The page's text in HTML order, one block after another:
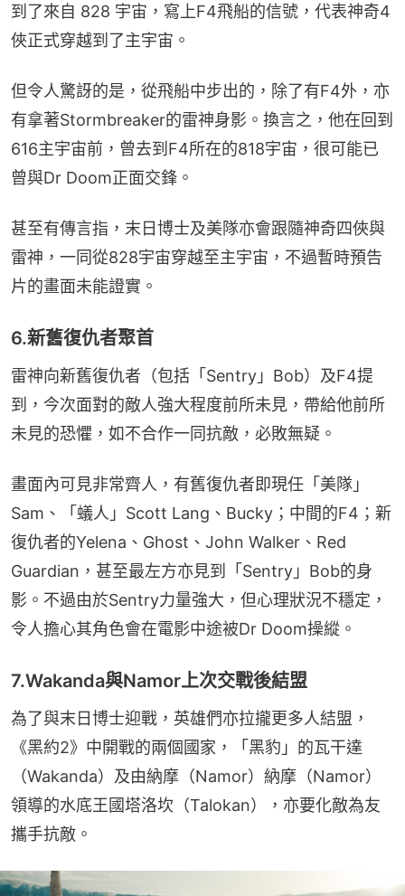
到了來自 828 宇宙，寫上F4飛船的信號，代表神奇4
俠正式穿越到了主宇宙。
但令人驚訝的是，從飛船中步出的，除了有F4外，亦
有拿著Stormbreaker的雷神身影。換言之，他在回到
616主宇宙前，曾去到F4所在的818宇宙，很可能已
曾與Dr Doom正面交鋒。
甚至有傳言指，末日博士及美隊亦會跟隨神奇四俠與
雷神，一同從828宇宙穿越至主宇宙，不過暫時預告
片的畫面未能證實。
6.新舊復仇者聚首
雷神向新舊復仇者（包括「Sentry」Bob）及F4提
到，今次面對的敵人強大程度前所未見，帶給他前所
未見的恐懼，如不合作一同抗敵，必敗無疑。
畫面內可見非常齊人，有舊復仇者即現任「美隊」
Sam、「蟻人」Scott Lang、Bucky；中間的F4；新
復仇者的Yelena、Ghost、John Walker、Red
Guardian，甚至最左方亦見到「Sentry」Bob的身
影。不過由於Sentry力量強大，但心理狀況不穩定，
令人擔心其角色會在電影中途被Dr Doom操縱。
7.Wakanda與Namor上次交戰後結盟
為了與末日博士迎戰，英雄們亦拉攏更多人結盟，
《黑約2》中開戰的兩個國家，「黑豹」的瓦干達
（Wakanda）及由納摩（Namor）納摩（Namor）
領導的水底王國塔洛坎（Talokan），亦要化敵為友
攜手抗敵。